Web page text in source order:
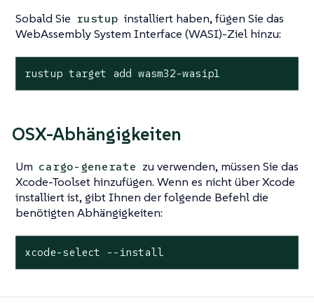
Sobald Sie rustup installiert haben, fügen Sie das
WebAssembly System Interface (WASI)-Ziel hinzu:
rustup target add wasm32-wasip1
OSX-Abhängigkeiten
Um cargo-generate zu verwenden, müssen Sie das
Xcode-Toolset hinzufügen. Wenn es nicht über Xcode
installiert ist, gibt Ihnen der folgende Befehl die
benötigten Abhängigkeiten:
xcode-select --install